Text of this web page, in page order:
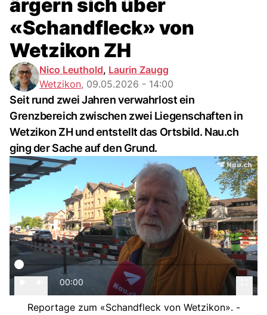
ärgern sich über
«Schandfleck» von
Wetzikon ZH
Nico Leuthold, Laurin Zaugg
Wetzikon, 09.05.2026 - 14:00
Seit rund zwei Jahren verwahrlost ein
Grenzbereich zwischen zwei Liegenschaften in
Wetzikon ZH und entstellt das Ortsbild. Nau.ch
ging der Sache auf den Grund.
00:00
Reportage zum «Schandfleck von Wetzikon». -